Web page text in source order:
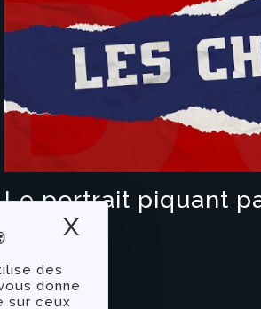
des
donne
sur ceux
X
Le portrait piquant